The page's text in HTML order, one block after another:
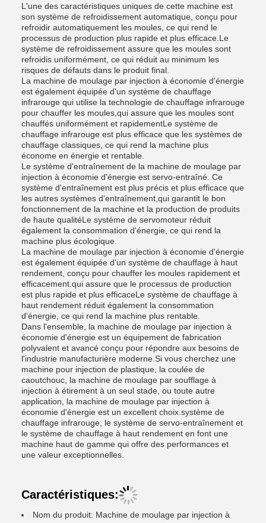
L'une des caractéristiques uniques de cette machine est
son système de refroidissement automatique, conçu pour
refroidir automatiquement les moules, ce qui rend le
processus de production plus rapide et plus efficace.Le
système de refroidissement assure que les moules sont
refroidis uniformément, ce qui réduit au minimum les
risques de défauts dans le produit final.
La machine de moulage par injection à économie d'énergie
est également équipée d'un système de chauffage
infrarouge qui utilise la technologie de chauffage infrarouge
pour chauffer les moules,qui assure que les moules sont
chauffés uniformément et rapidementLe système de
chauffage infrarouge est plus efficace que les systèmes de
chauffage classiques, ce qui rend la machine plus
économe en énergie et rentable.
Le système d'entraînement de la machine de moulage par
injection à économie d'énergie est servo-entraîné. Ce
système d'entraînement est plus précis et plus efficace que
les autres systèmes d'entraînement,qui garantit le bon
fonctionnement de la machine et la production de produits
de haute qualitéLe système de servomoteur réduit
également la consommation d'énergie, ce qui rend la
machine plus écologique.
La machine de moulage par injection à économie d'énergie
est également équipée d'un système de chauffage à haut
rendement, conçu pour chauffer les moules rapidement et
efficacement.qui assure que le processus de production
est plus rapide et plus efficaceLe système de chauffage à
haut rendement réduit également la consommation
d'énergie, ce qui rend la machine plus rentable.
Dans l'ensemble, la machine de moulage par injection à
économie d'énergie est un équipement de fabrication
polyvalent et avancé conçu pour répondre aux besoins de
l'industrie manufacturière moderne.Si vous cherchez une
machine pour injection de plastique, la coulée de
caoutchouc, la machine de moulage par soufflage à
injection à étirement à un seul stade, ou toute autre
application, la machine de moulage par injection à
économie d'énergie est un excellent choix.système de
chauffage infrarouge, le système de servo-entraînement et
le système de chauffage à haut rendement en font une
machine haut de gamme qui offre des performances et
une valeur exceptionnelles.
Caractéristiques:
Nom du produit: Machine de moulage par injection à